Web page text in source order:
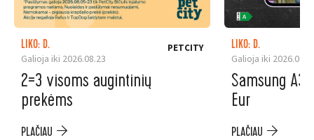
LIKO: D.
Galioja iki 2026.08.23
PETCITY
2=3 visoms augintinių
prekėms
PLAČIAU
LIKO: D.
Galioja iki
Samsung
Eur
PLAČIAU